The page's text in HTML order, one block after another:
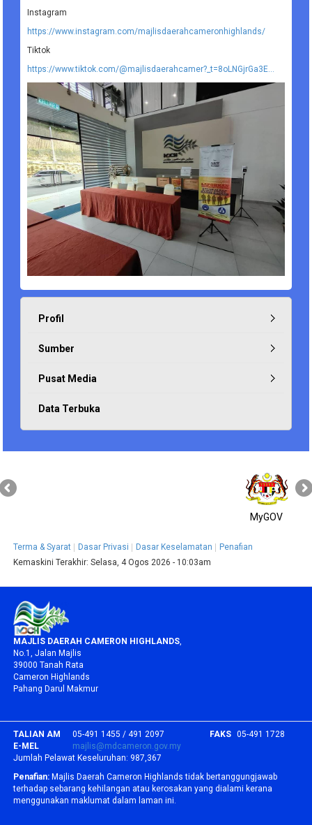
Instagram
https://www.instagram.com/majlisdaerahcameronhighlands/
Tiktok
https://www.tiktok.com/@majlisdaerahcamer?_t=8oLNGjrGa3E...
Profil
Sumber
Pusat Media
Data Terbuka
MyGOV
Terma & Syarat Dasar Privasi Dasar Keselamatan
Penafian
Kemaskini Terakhir:Selasa, 4 Ogos 2026 - 10:03am
MAJLIS DAERAH CAMERON HIGHLANDS
No.1, Jalan Majlis
39000 Tanah Rata
Cameron Highlands
Pahang Darul Makmur
TALIAN AM 05-491 1455 / 491 2097 FAKS
05-491 1728
E-MEL
majlis@mdcameron.gov.my
Jumlah Pelawat Keseluruhan: 987,367
Penafian: Majlis Daerah Cameron Highlands tidak bertanggungjawab
terhadap sebarang kehilangan atau kerosakan yang dialami kerana
menggunakan maklumat dalam laman ini.